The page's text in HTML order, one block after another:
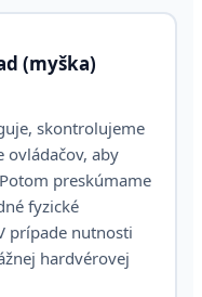
(myška)
skontrolujeme
ovládačov, aby
preskúmame
fyzické
prípade nutnosti
hardvérovej